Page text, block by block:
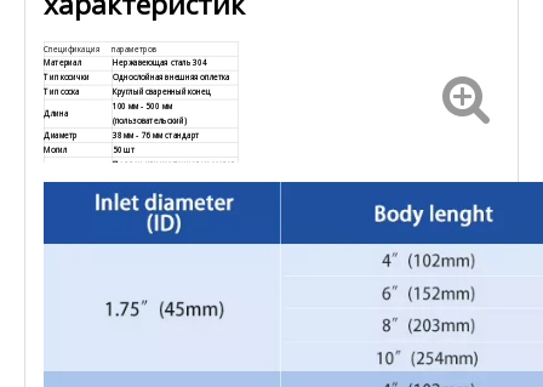
Спецификация
параметров
Материал
Нержавеющая сталь 304
Тип косички
Однослойная внешняя оплетка
Тип соска
Круглый сваренный конец
Длина
100 мм - 500 мм
(пользовательский)
Диаметр
38 мм - 76 мм стандарт
Могил
50 шт
Поддон или картонная массовая